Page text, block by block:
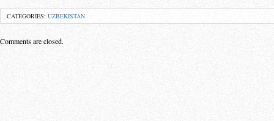
CATEGORIES: UZBEKISTAN
Comments are closed.